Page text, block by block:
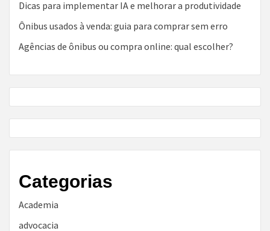
Dicas para implementar IA e melhorar a produtividade
Ônibus usados à venda: guia para comprar sem erro
Agências de ônibus ou compra online: qual escolher?
Categorias
Academia
advocacia